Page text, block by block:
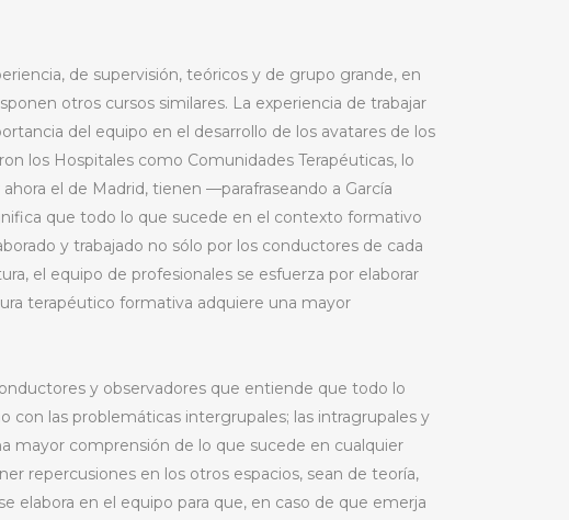
de supervisión, teóricos y de grupo grande, en
otros cursos similares. La experiencia de trabajar
del equipo en el desarrollo de los avatares de los
los Hospitales como Comunidades Terapéuticas, lo
el de Madrid, tienen —parafraseando a García
que todo lo que sucede en el contexto formativo
y trabajado no sólo por los conductores de cada
el equipo de profesionales se esfuerza por elaborar
terapéutico formativa adquiere una mayor
y observadores que entiende que todo lo
las problemáticas intergrupales; las intragrupales y
mayor comprensión de lo que sucede en cualquier
repercusiones en los otros espacios, sean de teoría,
elabora en el equipo para que, en caso de que emerja